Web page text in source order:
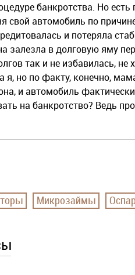
банкротства. Но есть
автомобиль по
и потеряла
залезла в долговую яму
так и не избавилась, не
я, но по факту, конечно,
и автомобиль
на банкротство? Ведь
Микрозаймы